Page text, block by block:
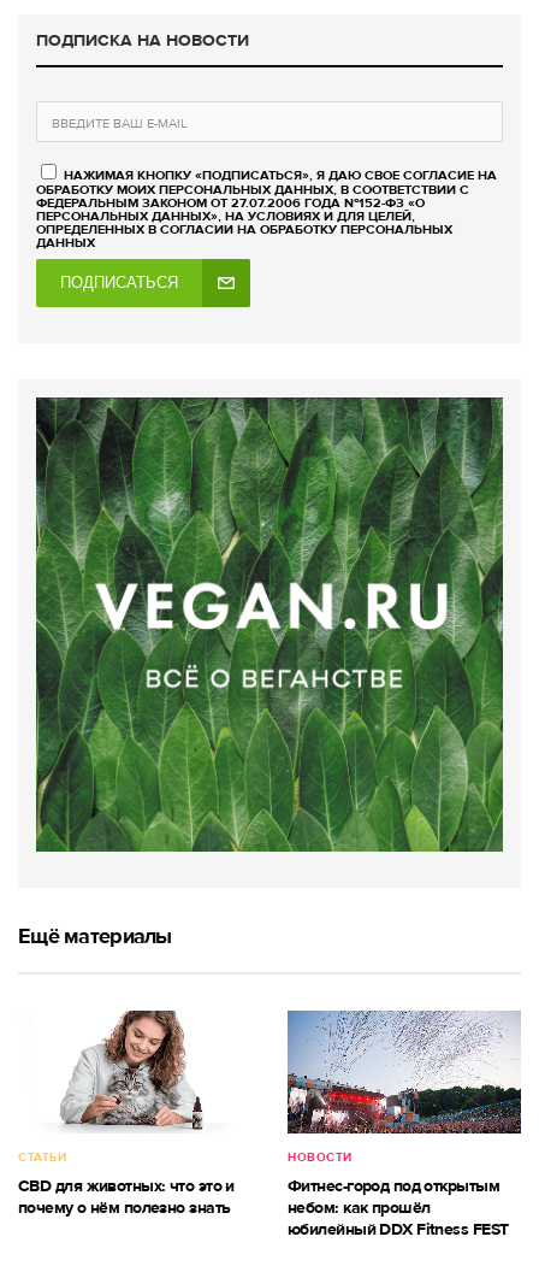
ПОДПИСКА НА НОВОСТИ
НАЖИМАЯ КНОПКУ «ПОДПИСАТЬСЯ», Я ДАЮ СВОЕ СОГЛАСИЕ НА
ОБРАБОТКУ МОИХ ПЕРСОНАЛЬНЫХ ДАННЫХ, В СООТВЕТСТВИИ С
ФЕДЕРАЛЬНЫМ ЗАКОНОМ ОТ 27.07.2006 ГОДА №152-ФЗ «О
ПЕРСОНАЛЬНЫХ ДАННЫХ», НА УСЛОВИЯХ И ДЛЯ ЦЕЛЕЙ,
ОПРЕДЕЛЕННЫХ В СОГЛАСИИ НА ОБРАБОТКУ ПЕРСОНАЛЬНЫХ
ДАННЫХ
ПОДПИСАТЬСЯ
Ещё материалы
СТАТЬИ
CBD для животных: что это и
почему о нём полезно знать
НОВОСТИ
Фитнес-город под открытым
небом: как прошёл
юбилейный DDX Fitness FEST